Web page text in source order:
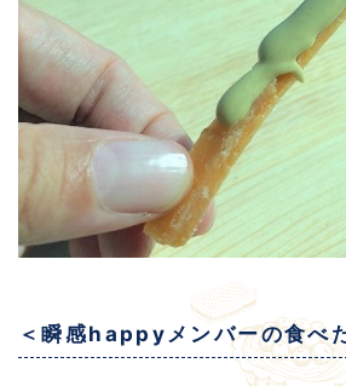
＜瞬感happyメンバーの食べ